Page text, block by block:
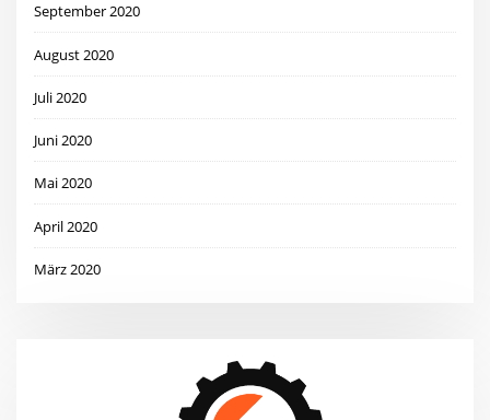
September 2020
August 2020
Juli 2020
Juni 2020
Mai 2020
April 2020
März 2020